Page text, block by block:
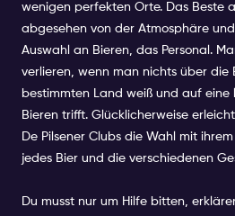
wenigen perfekten Orte. Das Beste
abgesehen von der Atmosphäre
Auswahl an Bieren, das Personal.
verlieren, wenn man nichts über die
bestimmten Land weiß und auf eine
Bieren trifft. Glücklicherweise
De Pilsener Clubs die Wahl mit
jedes Bier und die verschiedenen
Du musst nur um Hilfe bitten,